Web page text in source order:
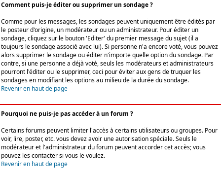
Comment puis-je éditer ou supprimer un sondage ?
Comme pour les messages, les sondages peuvent uniquement être édités par
le posteur d'origine, un modérateur ou un administrateur. Pour éditer un
sondage, cliquez sur le bouton 'Editer' du premier message du sujet (il a
toujours le sondage associé avec lui). Si personne n'a encore voté, vous pouvez
alors supprimer le sondage ou éditer n'importe quelle option du sondage. Par
contre, si une personne a déjà voté, seuls les modérateurs et administrateurs
pourront l'éditer ou le supprimer, ceci pour éviter aux gens de truquer les
sondages en modifiant les options au milieu de la durée du sondage.
Revenir en haut de page
Pourquoi ne puis-je pas accéder à un forum ?
Certains forums peuvent limiter l'accès à certains utilisateurs ou groupes. Pour
voir, lire, poster, etc. vous devez avoir une autorisation spéciale. Seuls le
modérateur et l'administrateur du forum peuvent accorder cet accès; vous
pouvez les contacter si vous le voulez.
Revenir en haut de page